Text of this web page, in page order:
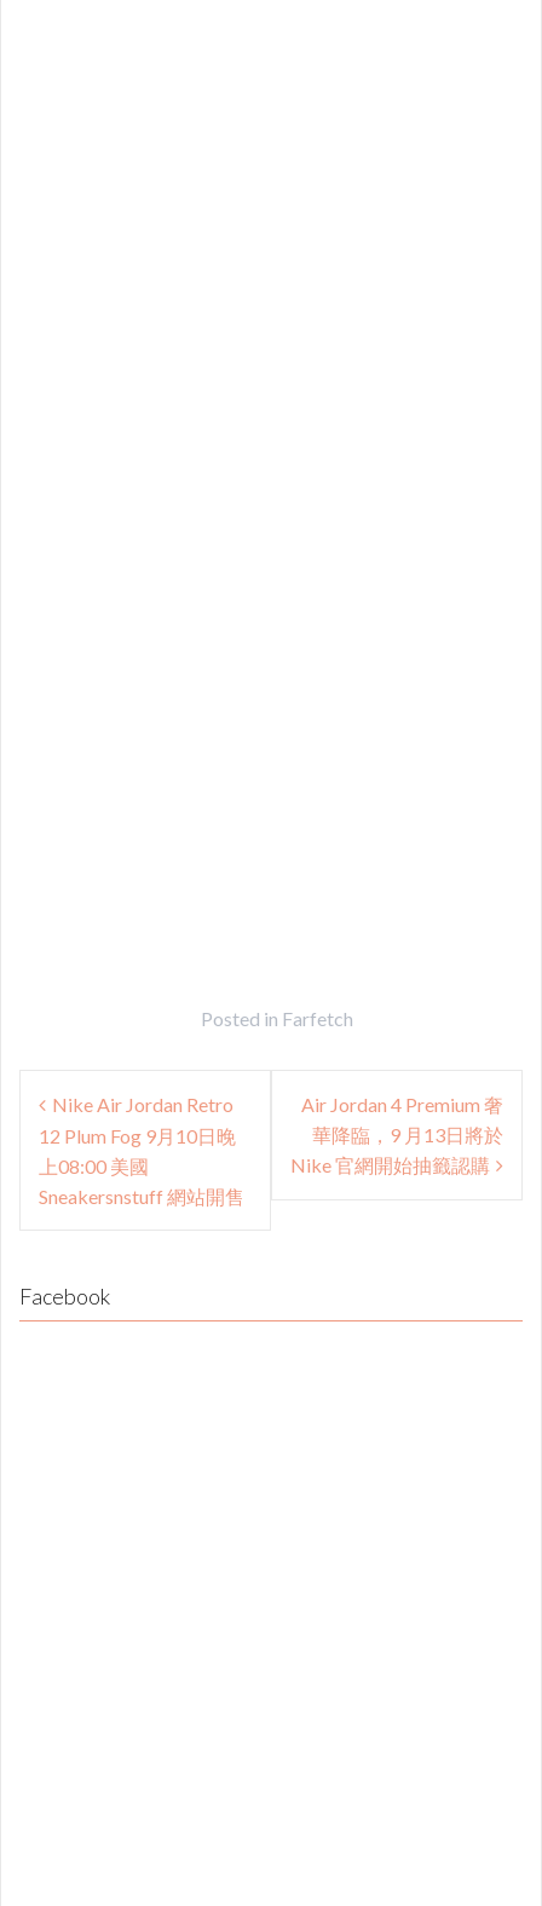
Posted in Farfetch
Post
navigation
Nike Air Jordan Retro
12 Plum Fog 9月10日晚
上08:00 美國
Sneakersnstuff 網站開售
Air Jordan 4 Premium 奢
華降臨，9 月13日將於
Nike 官網開始抽籤認購
Facebook